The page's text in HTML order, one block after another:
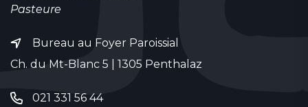
Pasteure
Bureau au Foyer Paroissial
Ch. du Mt-Blanc 5 | 1305 Penthalaz
021 331 56 44